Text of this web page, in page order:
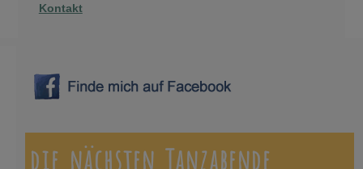
Kontakt
die nächsten Tanzabende